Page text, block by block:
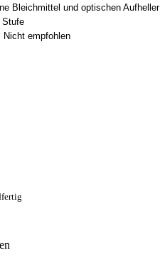
Bleichmittel und optischen Aufheller
Stufe
Nicht empfohlen